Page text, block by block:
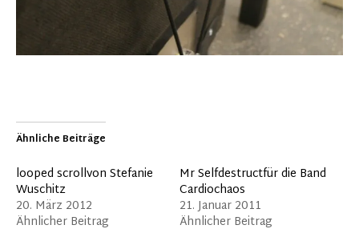
Ähnliche Beiträge
looped scrollvon Stefanie
Wuschitz
20. März 2012
Ähnlicher Beitrag
Mr Selfdestructfür die Band
Cardiochaos
21. Januar 2011
Ähnlicher Beitrag